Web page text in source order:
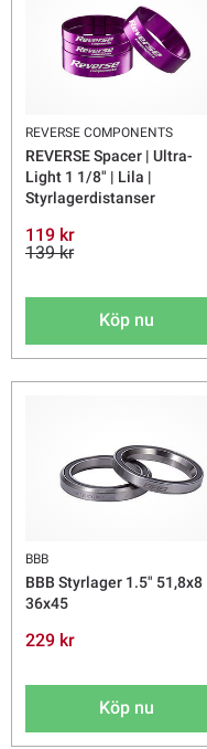
REVERSE COMPONENTS
REVERSE Spacer | Ultra-
Light 1 1/8" | Lila |
Styrlagerdistanser
119 kr
139 kr
Köp nu
BBB
BBB Styrlager 1.5" 51,8x8
36x45
229 kr
Köp nu